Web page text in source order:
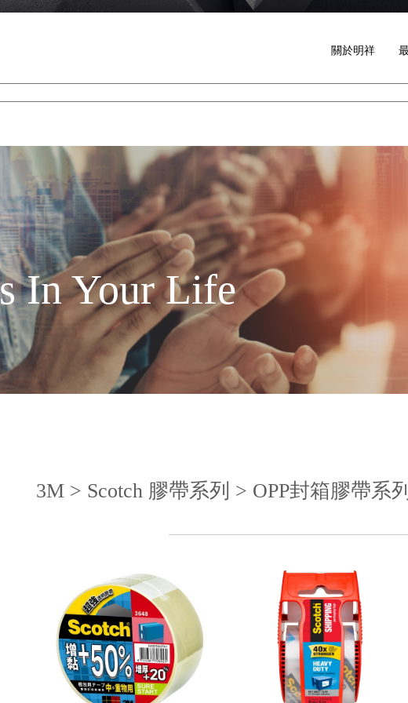
關於明祥
In Your Life
3M > Scotch 膠帶系列 > OPP封箱膠帶系